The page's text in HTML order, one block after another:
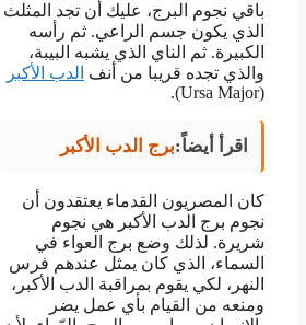
باقي نجوم البرج، عليك أن تجد المثلث
الذي يكون جسم الراعي. ثم رأسه
الكبيرة. ثم الناي الذي يشبه البيبة،
والذي تجده قريبا من أنف الدب الأكبر
(Ursa Major).
اقرأ أيضاً:برج الدب الأكبر
كان المصريون القدماء يعتقدون أن
نجوم برج الدب الأكبر هي نجوم
شريرة. لذلك وضع برج العواء في
السماء، الذي كان يمثل عندهم فرس
النهر، لكي يقوم بمراقبة الدب الأكبر،
ومنعه من القيام بأي عمل يضر